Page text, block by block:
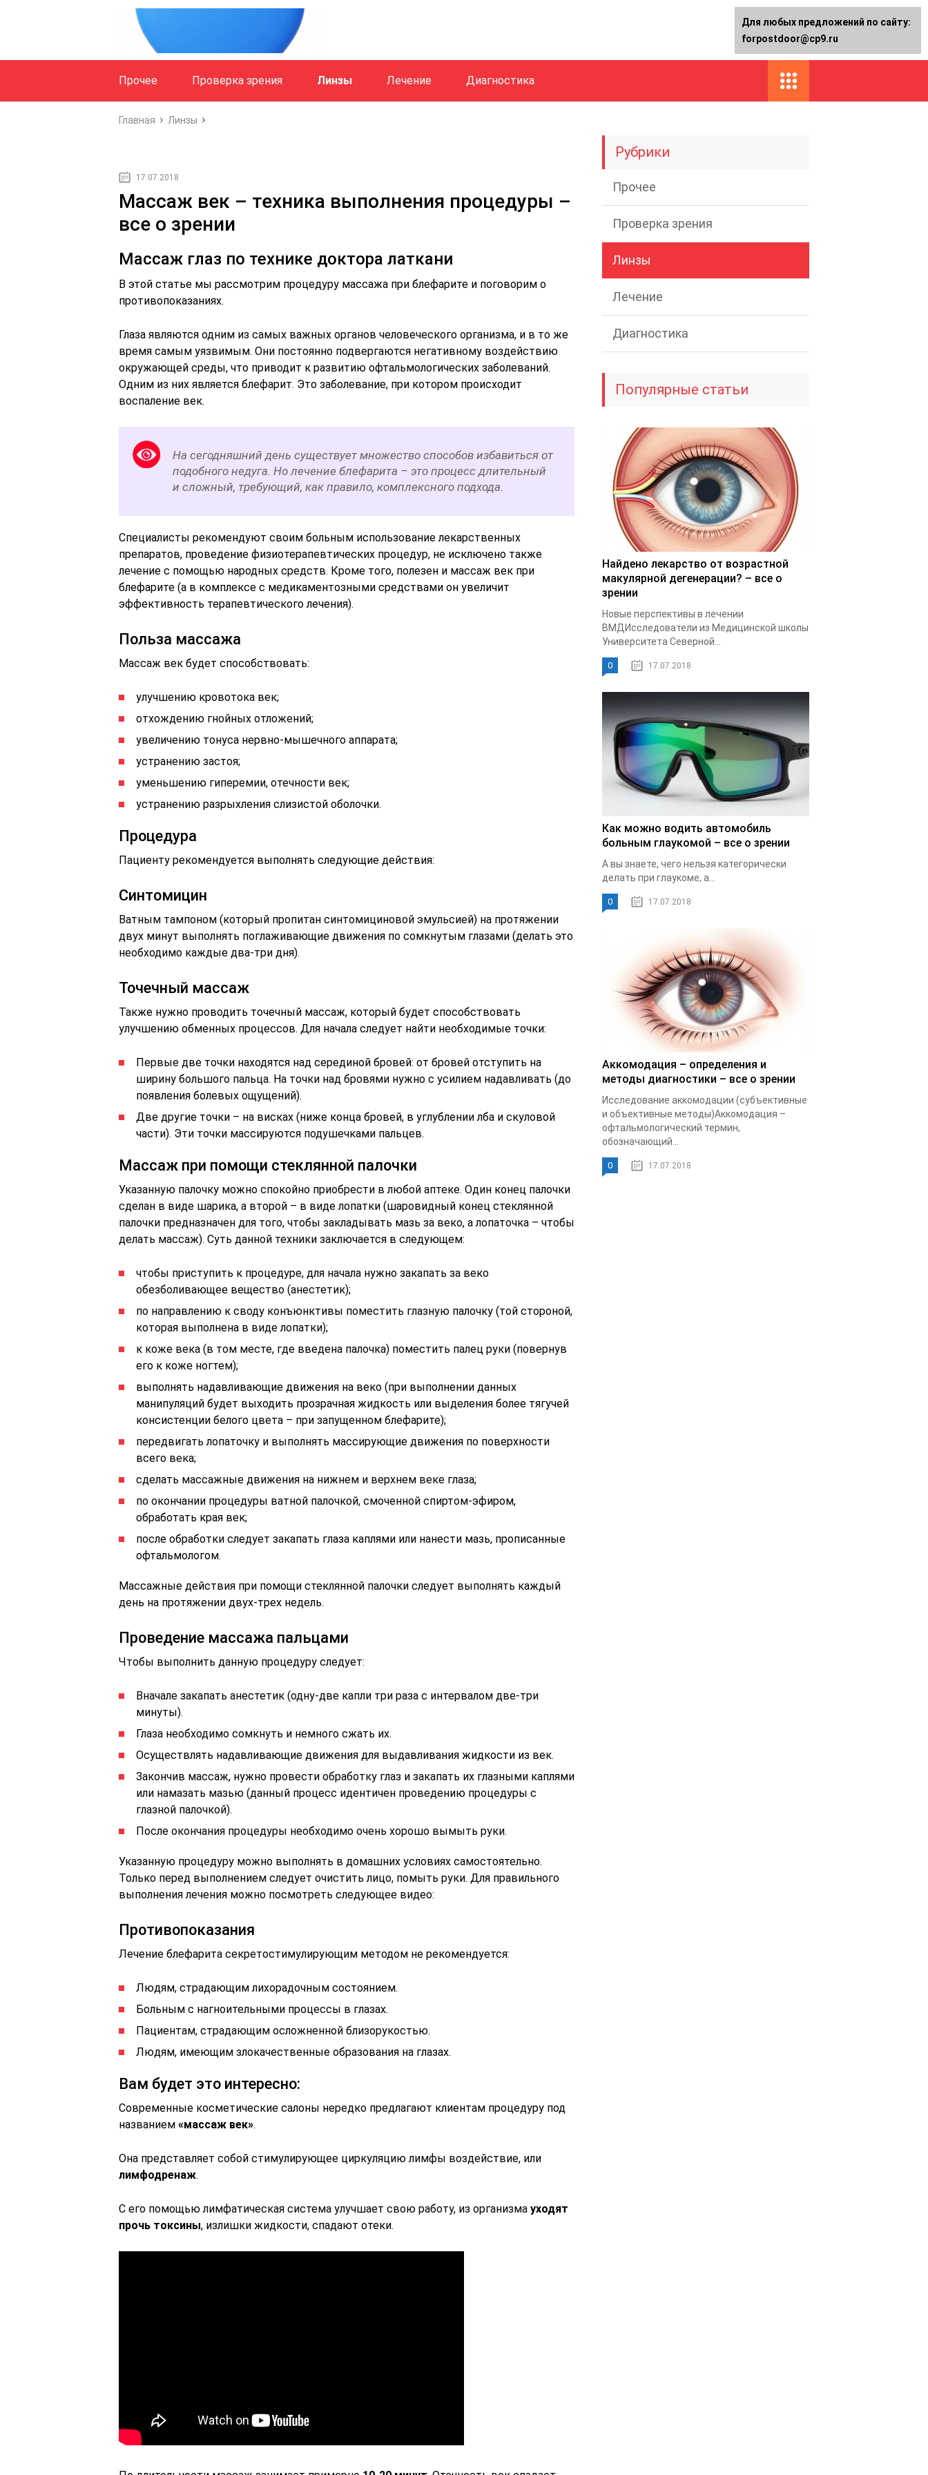
Прочее Проверка зрения Линзы Лечение Диагностика
Главная Линзы
17.07.2018
Массаж век – техника выполнения процедуры –
все о зрении
Массаж глаз по технике доктора латкани
В этой статье мы рассмотрим процедуру массажа при блефарите и поговорим о
противопоказаниях.
Глаза являются одним из самых важных органов человеческого организма, и в то же
время самым уязвимым. Они постоянно подвергаются негативному воздействию
окружающей среды, что приводит к развитию офтальмологических заболеваний.
Одним из них является блефарит. Это заболевание, при котором происходит
воспаление век.
На сегодняшний день существует множество способов избавиться от
подобного недуга. Но лечение блефарита – это процесс длительный
и сложный, требующий, как правило, комплексного подхода.
Специалисты рекомендуют своим больным использование лекарственных
препаратов, проведение физиотерапевтических процедур, не исключено также
лечение с помощью народных средств. Кроме того, полезен и массаж век при
блефарите (а в комплексе с медикаментозными средствами он увеличит
эффективность терапевтического лечения).
Польза массажа
Массаж век будет способствовать:
улучшению кровотока век;
отхождению гнойных отложений;
увеличению тонуса нервно-мышечного аппарата;
устранению застоя;
уменьшению гиперемии, отечности век;
устранению разрыхления слизистой оболочки.
Процедура
Пациенту рекомендуется выполнять следующие действия:
Синтомицин
Ватным тампоном (который пропитан синтомициновой эмульсией) на протяжении
двух минут выполнять поглаживающие движения по сомкнутым глазами (делать это
необходимо каждые два-три дня).
Точечный массаж
Также нужно проводить точечный массаж, который будет способствовать
улучшению обменных процессов. Для начала следует найти необходимые точки:
Первые две точки находятся над серединой бровей: от бровей отступить на
ширину большого пальца. На точки над бровями нужно с усилием надавливать (до
появления болевых ощущений).
Две другие точки – на висках (ниже конца бровей, в углублении лба и скуловой
части). Эти точки массируются подушечками пальцев.
Массаж при помощи стеклянной палочки
Указанную палочку можно спокойно приобрести в любой аптеке. Один конец палочки
сделан в виде шарика, а второй – в виде лопатки (шаровидный конец стеклянной
палочки предназначен для того, чтобы закладывать мазь за веко, а лопаточка – чтобы
делать массаж). Суть данной техники заключается в следующем:
чтобы приступить к процедуре, для начала нужно закапать за веко
обезболивающее вещество (анестетик);
по направлению к своду конъюнктивы поместить глазную палочку (той стороной,
которая выполнена в виде лопатки);
к коже века (в том месте, где введена палочка) поместить палец руки (повернув
его к коже ногтем);
выполнять надавливающие движения на веко (при выполнении данных
манипуляций будет выходить прозрачная жидкость или выделения более тягучей
консистенции белого цвета – при запущенном блефарите);
передвигать лопаточку и выполнять массирующие движения по поверхности
всего века;
сделать массажные движения на нижнем и верхнем веке глаза;
по окончании процедуры ватной палочкой, смоченной спиртом-эфиром,
обработать края век;
после обработки следует закапать глаза каплями или нанести мазь, прописанные
офтальмологом.
Массажные действия при помощи стеклянной палочки следует выполнять каждый
день на протяжении двух-трех недель.
Проведение массажа пальцами
Чтобы выполнить данную процедуру следует:
Вначале закапать анестетик (одну-две капли три раза с интервалом две-три
минуты).
Глаза необходимо сомкнуть и немного сжать их.
Осуществлять надавливающие движения для выдавливания жидкости из век.
Закончив массаж, нужно провести обработку глаз и закапать их глазными каплями
или намазать мазью (данный процесс идентичен проведению процедуры с
глазной палочкой).
После окончания процедуры необходимо очень хорошо вымыть руки.
Указанную процедуру можно выполнять в домашних условиях самостоятельно.
Только перед выполнением следует очистить лицо, помыть руки. Для правильного
выполнения лечения можно посмотреть следующее видео:
Противопоказания
Лечение блефарита секретостимулирующим методом не рекомендуется:
Людям, страдающим лихорадочным состоянием.
Больным с нагноительными процессы в глазах.
Пациентам, страдающим осложненной близорукостью.
Людям, имеющим злокачественные образования на глазах.
Вам будет это интересно:
Современные косметические салоны нередко предлагают клиентам процедуру под
названием «массаж век».
Она представляет собой стимулирующее циркуляцию лимфы воздействие, или
лимфодренаж.
С его помощью лимфатическая система улучшает свою работу, из организма уходят
прочь токсины, излишки жидкости, спадают отеки.
Рубрики
Прочее
Проверка зрения
Линзы
Лечение
Диагностика
Популярные статьи
Найдено лекарство от возрастной
макулярной дегенерации? – все о
зрении
Новые перспективы в лечении
ВМДИсследователи из Медицинской школы
Университета Северной...
0 17.07.2018
Как можно водить автомобиль
больным глаукомой – все о зрении
А вы знаете, чего нельзя категорически
делать при глаукоме, а...
0 17.07.2018
Аккомодация – определения и
методы диагностики – все о зрении
Исследование аккомодации (субъективные
и объективные методы)Аккомодация –
офтальмологический термин,
обозначающий...
0 17.07.2018
Для любых предложений по сайту:
forpostdoor@cp9.ru